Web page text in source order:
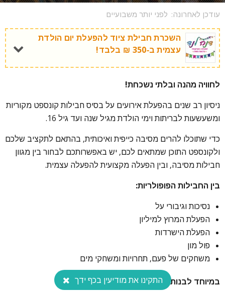
עודכן לאחרונה: לפני יותר משבועיים
השכרת חבילת ציוד להפעלת יום הולדת
עצמית ב-350 ₪ בלבד!
החבילה כוללת:
ערכת בועות סבון ענקיות
ערכת באולינג עם משפריצני מים
קליעה למטרה כדורים
לחוויה מהנה ובלתי נשכחת!
ניסיון רב שנים בהפעלת אירועים על בסיס חבילות קונספט מקוריות
ומשעשעות לבריתות וימי הולדת מגיל שנה ועד גיל 16.
כדי שתוכלו להרים מסיבה כייפית ואיכותית, בהתאם לתקציב שלכם
ולקונספט התוכן שמתאים לכם, יש באפשרותכם לבחור בין מגוון
חבילות מסיבה, ובין הפעלה מקצועית להפעלה עצמית.
בין החבילות הפופולריות:
נסיכות וגיבורי על
הפעלת המרוץ למיליון
הפעלת הישרדות
פול מון
משחקים של פעם, תחרויות ומשחקי מים
במיוחד לבנות: התקינו את מודיעין בכף ידך